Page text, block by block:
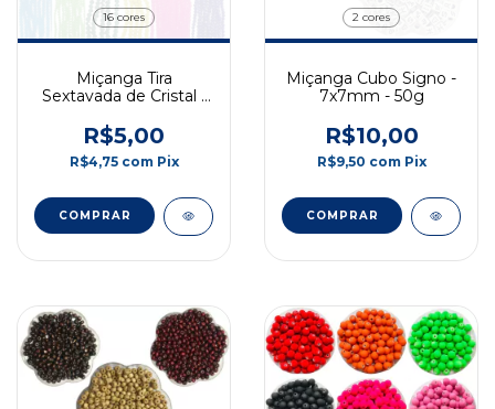
16 cores
Miçanga Tira
Sextavada de Cristal -
R$5,00
R$4,75 com Pix
COMPRAR
2 cores
Miçanga Cubo Signo -
7x7mm - 50g
R$10,00
R$9,50 com Pix
COMPRAR